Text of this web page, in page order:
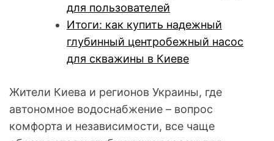
для пользователей
Итоги: как купить надежный
глубинный центробежный насос
для скважины в Киеве
Жители Киева и регионов Украины, где
автономное водоснабжение – вопрос
комфорта и независимости, все чаще